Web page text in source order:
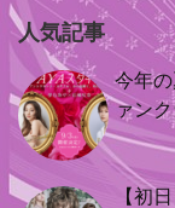
人気記事
今年
ァン
【初